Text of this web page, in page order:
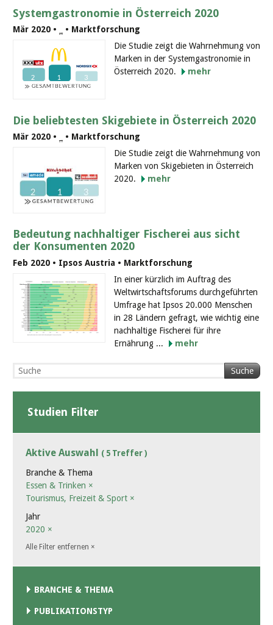
Systemgastronomie in Österreich 2020
Mär 2020 •
• Marktforschung
Die Studie zeigt die Wahrnehmung von
Marken in der Systemgastronomie in
Österreich 2020.
mehr
Die beliebtesten Skigebiete in Österreich 2020
Mär 2020 •
• Marktforschung
Die Studie zeigt die Wahrnehmung von
Marken von Skigebieten in Österreich
2020.
mehr
Bedeutung nachhaltiger Fischerei aus sicht
der Konsumenten 2020
Feb 2020 • Ipsos Austria • Marktforschung
In einer kürzlich im Auftrag des
Weltwirtschaftsforums durchgeführten
Umfrage hat Ipsos 20.000 Menschen
in 28 Ländern gefragt, wie wichtig eine
nachhaltige Fischerei für ihre
Ernährung ...
mehr
Suche
Studien Filter
Aktive Auswahl ( 5 Treffer )
Branche & Thema
Essen & Trinken ×
Tourismus, Freizeit & Sport ×
Jahr
2020 ×
Alle Filter entfernen ×
BRANCHE & THEMA
PUBLIKATIONSTYP